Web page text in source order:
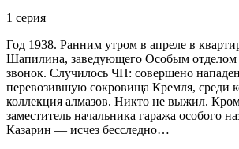
1 серия
Год 1938. Ранним утром в апреле в
Шапилина, заведующего Особым отделом
звонок. Случилось ЧП: совершено
перевозившую сокровища Кремля, среди
коллекция алмазов. Никто не выжил.
заместитель начальника гаража особого
Казарин — исчез бесследно…